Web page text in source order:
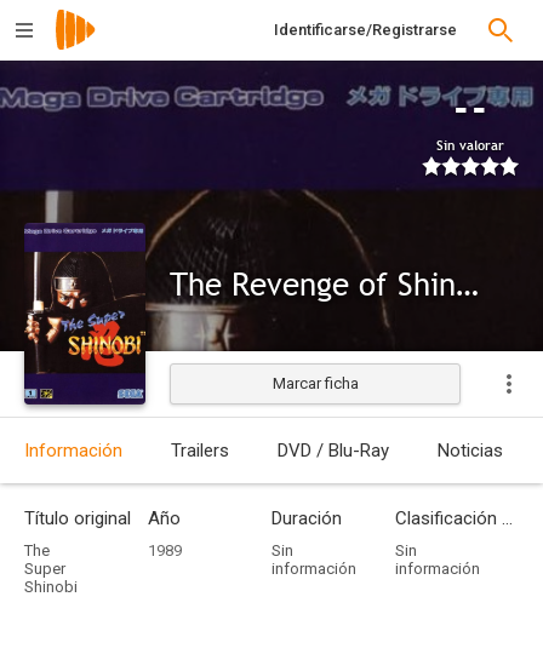
Identificarse/Registrarse
--
Sin valorar
The Revenge of Shinobi
Marcar ficha
Información Trailers DVD / Blu-Ray Noticias
Título original
The
Super
Shinobi
Año
1989
Duración
Sin
información
Clasificación por edades
Sin
información